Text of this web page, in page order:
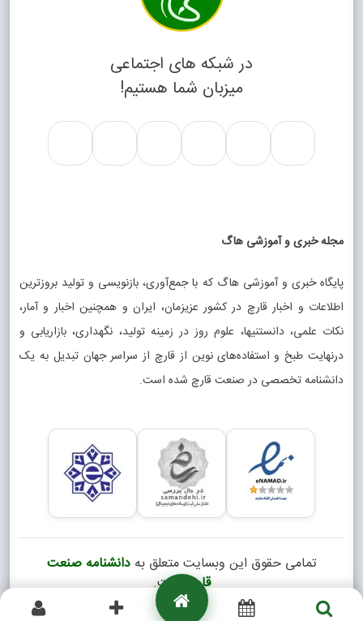
در شبکه های اجتماعی
میزبان شما هستیم!
مجله خبری و آموزشی هاگ
پایگاه خبری و آموزشی هاگ که با جمع‌آوری، بازنویسی و تولید بروزترین
اطلاعات و اخبار قارچ در کشور عزیزمان، ایران و همچنین اخبار و آمار،
نکات علمی، دانستنیها، علوم روز در زمینه تولید، نگهداری، بازاریابی و
درنهایت طبخ و استفاده‌های نوین از قارچ از سراسر جهان تبدیل به یک
دانشنامه تخصصی در صنعت قارچ شده است.
تمامی حقوق این وبسایت متعلق بهدانشنامه صنعت
قارچ
است.